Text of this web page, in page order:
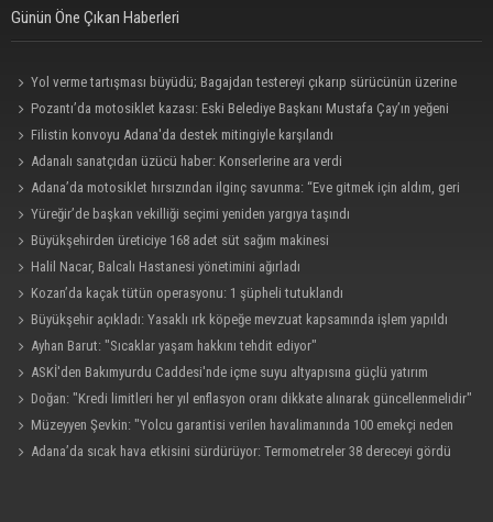
Günün Öne Çıkan Haberleri
Yol verme tartışması büyüdü; Bagajdan testereyi çıkarıp sürücünün üzerine
yürüdü
Pozantı’da motosiklet kazası: Eski Belediye Başkanı Mustafa Çay’ın yeğeni
hayatını kaybetti
Filistin konvoyu Adana'da destek mitingiyle karşılandı
Adanalı sanatçıdan üzücü haber: Konserlerine ara verdi
Adana’da motosiklet hırsızından ilginç savunma: “Eve gitmek için aldım, geri
verecektim”
Yüreğir’de başkan vekilliği seçimi yeniden yargıya taşındı
Büyükşehirden üreticiye 168 adet süt sağım makinesi
Halil Nacar, Balcalı Hastanesi yönetimini ağırladı
Kozan’da kaçak tütün operasyonu: 1 şüpheli tutuklandı
Büyükşehir açıkladı: Yasaklı ırk köpeğe mevzuat kapsamında işlem yapıldı
Ayhan Barut: "Sıcaklar yaşam hakkını tehdit ediyor"
ASKİ'den Bakımyurdu Caddesi'nde içme suyu altyapısına güçlü yatırım
Doğan: "Kredi limitleri her yıl enflasyon oranı dikkate alınarak güncellenmelidir"
Müzeyyen Şevkin: "Yolcu garantisi verilen havalimanında 100 emekçi neden
işten çıkarılıyor?"
Adana’da sıcak hava etkisini sürdürüyor: Termometreler 38 dereceyi gördü